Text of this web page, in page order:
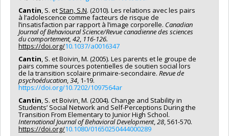
Cantin, S. et Stan, S.N. (2010). Les relations avec les pairs
à l’adolescence comme facteurs de risque de
l’insatisfaction par rapport à l’image corporelle. Canadian
Journal of Behavioural Science/Revue canadienne des sciences
du comportement, 42, 116-126.
https://doi.org/10.1037/a0016347
Cantin, S. et Boivin, M. (2005). Les parents et le groupe de
pairs comme sources potentielles de soutien social lors
de la transition scolaire primaire-secondaire. Revue de
psychoéducation,34, 1-19.
https://doi.org/10.7202/1097564ar
Cantin, S. et Boivin, M. (2004). Change and Stability in
Students’ Social Network and Self-Perceptions During the
Transition From Elementary to Junior High School.
International Journal of Behavioral Development,28, 561-570.
https://doi.org/10.1080/01650250444000289